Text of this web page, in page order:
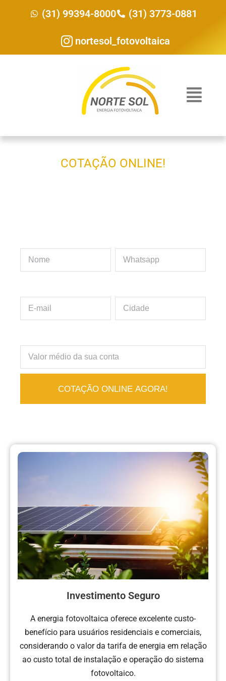
(31) 99394-8000 (31) 3773-0881
nortesol_fotovoltaica
COTAÇÃO ONLINE!
Investimento Seguro
A energia fotovoltaica oferece excelente custo-
benefício para usuários residenciais e comerciais,
considerando o valor da tarifa de energia em relação
ao custo total de instalação e operação do sistema
fotovoltaico.